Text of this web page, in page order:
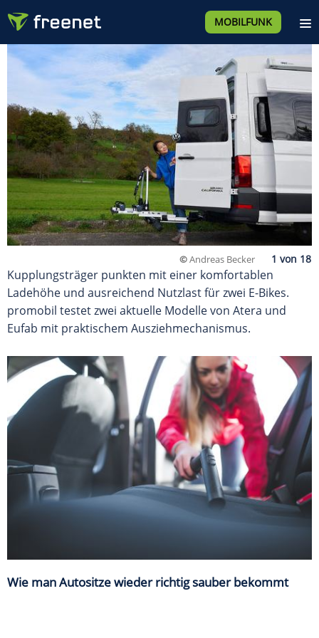
MOBILFUNK
©Andreas Becker
Kupplungsträger punkten mit einer komfortablen
Ladehöhe und ausreichend Nutzlast für zwei E-Bikes.
promobil testet zwei aktuelle Modelle von Atera und
Eufab mit praktischem Ausziehmechanismus.
Wie man Autositze wieder richtig sauber bekommt